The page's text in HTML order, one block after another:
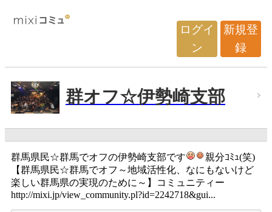
ログイ
ン
新規登
録
群オフ☆伊勢崎支部
群馬県民☆群馬でオフの伊勢崎支部です
親分ｺﾐｭ(笑)
【群馬県民☆群馬でオフ～地域活性化、なにもないけど
楽しい群馬県の実現のために～】コミュニティー
http://mixi.jp/view_community.pl?id=2242718&gui...